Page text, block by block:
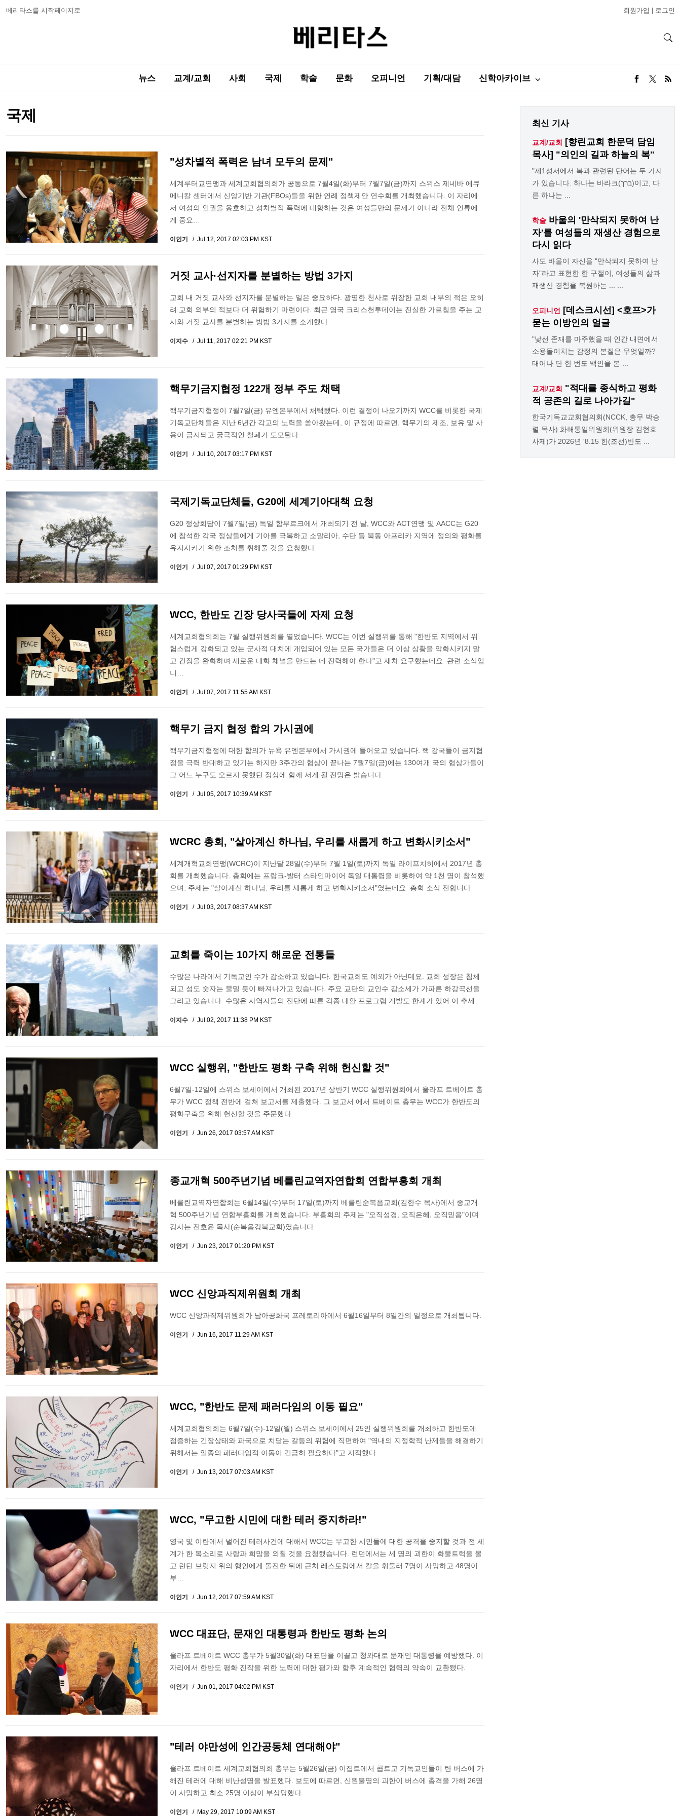
베리타스를 시작페이지로 회원가입 로그인
뉴스 교계/교회 사회 국제 학술 문화 오피니언 기획/대담 신학아카이브
국제
"성차별적 폭력은 남녀 모두의 문제"
세계루터교연맹과 세계교회협의회가 공동으로 7월4일(화)부터 7월7일(금)까지 스위스 제네바 에큐
메니칼 센터에서 신앙기반 기관(FBOs)들을 위한 연례 정책제안 연수회를 개최했습니다. 이 자리에
서 여성의 인권을 옹호하고 성차별적 폭력에 대항하는 것은 여성들만의 문제가 아니라 전체 인류에
게 중요…
이인기 Jul 12, 2017 02:03 PM KST
거짓 교사·선지자를 분별하는 방법 3가지
교회 내 거짓 교사와 선지자를 분별하는 일은 중요하다. 광명한 천사로 위장한 교회 내부의 적은 오히
려 교회 외부의 적보다 더 위험하기 마련이다. 최근 영국 크리스천투데이는 진실한 가르침을 주는 교
사와 거짓 교사를 분별하는 방법 3가지를 소개했다.
이지수 Jul 11, 2017 02:21 PM KST
핵무기금지협정 122개 정부 주도 채택
핵무기금지협정이 7월7일(금) 유엔본부에서 채택됐다. 이런 결정이 나오기까지 WCC를 비롯한 국제
기독교단체들은 지난 6년간 각고의 노력을 쏟아왔는데, 이 규정에 따르면, 핵무기의 제조, 보유 및 사
용이 금지되고 궁극적인 철폐가 도모된다.
이인기 Jul 10, 2017 03:17 PM KST
국제기독교단체들, G20에 세계기아대책 요청
G20 정상회담이 7월7일(금) 독일 함부르크에서 개최되기 전 날, WCC와 ACT연맹 및 AACC는 G20
에 참석한 각국 정상들에게 기아를 극복하고 소말리아, 수단 등 북동 아프리카 지역에 정의와 평화를
유지시키기 위한 조처를 취해줄 것을 요청했다.
이인기 Jul 07, 2017 01:29 PM KST
WCC, 한반도 긴장 당사국들에 자제 요청
세계교회협의회는 7월 실행위원회를 열었습니다. WCC는 이번 실행위를 통해 "한반도 지역에서 위
험스럽게 강화되고 있는 군사적 대치에 개입되어 있는 모든 국가들은 더 이상 상황을 악화시키지 말
고 긴장을 완화하며 새로운 대화 채널을 만드는 데 진력해야 한다"고 재차 요구했는데요. 관련 소식입
니…
이인기 Jul 07, 2017 11:55 AM KST
핵무기 금지 협정 합의 가시권에
핵무기금지협정에 대한 합의가 뉴욕 유엔본부에서 가시권에 들어오고 있습니다. 핵 강국들이 금지협
정을 극력 반대하고 있기는 하지만 3주간의 협상이 끝나는 7월7일(금)에는 130여개 국의 협상가들이
그 어느 누구도 오르지 못했던 정상에 함께 서게 될 전망은 밝습니다.
이인기 Jul 05, 2017 10:39 AM KST
WCRC 총회, "살아계신 하나님, 우리를 새롭게 하고 변화시키소서"
세계개혁교회연맹(WCRC)이 지난달 28일(수)부터 7월 1일(토)까지 독일 라이프치히에서 2017년 총
회를 개최했습니다. 총회에는 프랑크-발터 스타인마이어 독일 대통령을 비롯하여 약 1천 명이 참석했
으며, 주제는 "살아계신 하나님, 우리를 새롭게 하고 변화시키소서"였는데요. 총회 소식 전합니다.
이인기 Jul 03, 2017 08:37 AM KST
교회를 죽이는 10가지 해로운 전통들
수많은 나라에서 기독교인 수가 감소하고 있습니다. 한국교회도 예외가 아닌데요. 교회 성장은 침체
되고 성도 숫자는 물밀 듯이 빠져나가고 있습니다. 주요 교단의 교인수 감소세가 가파른 하강곡선을
그리고 있습니다. 수많은 사역자들의 진단에 따른 각종 대안 프로그램 개발도 한계가 있어 이 추세…
이지수 Jul 02, 2017 11:38 PM KST
WCC 실행위, "한반도 평화 구축 위해 헌신할 것"
6월7일-12일에 스위스 보세이에서 개최된 2017년 상반기 WCC 실행위원회에서 울라프 트베이트 총
무가 WCC 정책 전반에 걸쳐 보고서를 제출했다. 그 보고서 에서 트베이트 총무는 WCC가 한반도의
평화구축을 위해 헌신할 것을 주문했다.
이인기 Jun 26, 2017 03:57 AM KST
종교개혁 500주년기념 베를린교역자연합회 연합부흥회 개최
베를린교역자연합회는 6월14일(수)부터 17일(토)까지 베를린순복음교회(김한수 목사)에서 종교개
혁 500주년기념 연합부흥회를 개최했습니다. 부흥회의 주제는 "오직성경, 오직은혜, 오직믿음"이며
강사는 전호윤 목사(순복음강북교회)였습니다.
이인기 Jun 23, 2017 01:20 PM KST
WCC 신앙과직제위원회 개최
WCC 신앙과직제위원회가 남아공화국 프레토리아에서 6월16일부터 8일간의 일정으로 개최됩니다.
이인기 Jun 16, 2017 11:29 AM KST
WCC, "한반도 문제 패러다임의 이동 필요"
세계교회협의회는 6월7일(수)-12일(월) 스위스 보세이에서 25인 실행위원회를 개최하고 한반도에
점증하는 긴장상태와 파국으로 치닫는 갈등의 위험에 직면하여 "역내의 지정학적 난제들을 해결하기
위해서는 일종의 패러다임적 이동이 긴급히 필요하다"고 지적했다.
이인기 Jun 13, 2017 07:03 AM KST
WCC, "무고한 시민에 대한 테러 중지하라!"
영국 및 이란에서 벌어진 테러사건에 대해서 WCC는 무고한 시민들에 대한 공격을 중지할 것과 전 세
계가 한 목소리로 사랑과 희망을 외칠 것을 요청했습니다. 런던에서는 세 명의 괴한이 화물트럭을 몰
고 런던 브릿지 위의 행인에게 돌진한 뒤에 근처 레스토랑에서 칼을 휘둘러 7명이 사망하고 48명이
부…
이인기 Jun 12, 2017 07:59 AM KST
WCC 대표단, 문재인 대통령과 한반도 평화 논의
울라프 트베이트 WCC 총무가 5월30일(화) 대표단을 이끌고 청와대로 문재인 대통령을 예방했다. 이
자리에서 한반도 평화 진작을 위한 노력에 대한 평가와 향후 계속적인 협력의 약속이 교환됐다.
이인기 Jun 01, 2017 04:02 PM KST
"테러 야만성에 인간공동체 연대해야"
울라프 트베이트 세계교회협의회 총무는 5월26일(금) 이집트에서 콥트교 기독교인들이 탄 버스에 가
해진 테러에 대해 비난성명을 발표했다. 보도에 따르면, 신원불명의 괴한이 버스에 총격을 가해 26명
이 사망하고 최소 25명 이상이 부상당했다.
이인기 May 29, 2017 10:09 AM KST
최신 기사
교계/교회
[향린교회 한문덕 담임
목사] "의인의 길과 하늘의 복"
"제1성서에서 복과 관련된 단어는 두 가지
가 있습니다. 하나는 바라크(ברך)이고, 다
른 하나는 ...
학술 바울의 '만삭되지 못하여 난
자'를 여성들의 재생산 경험으로
다시 읽다
사도 바울이 자신을 "만삭되지 못하여 난
자"라고 표현한 한 구절이, 여성들의 삶과
재생산 경험을 복원하는 ... ...
오피니언
[데스크시선] <호프>가
묻는 이방인의 얼굴
"낯선 존재를 마주했을 때 인간 내면에서
소용돌이치는 감정의 본질은 무엇일까?
태어나 단 한 번도 백인을 본 ...
교계/교회 "적대를 종식하고 평화
적 공존의 길로 나아가길"
한국기독교교회협의회(NCCK, 총무 박승
렬 목사) 화해통일위원회(위원장 김현호
사제)가 2026년 '8.15 한(조선)반도 ...